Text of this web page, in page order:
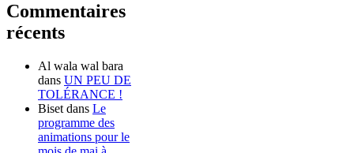
Commentaires
récents
Al wala wal bara
dans UN PEU DE
TOLÉRANCE !
Biset dans Le
programme des
animations pour le